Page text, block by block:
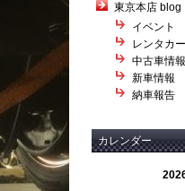
東京本店 blog
イベント
レンタカー
中古車情報
新車情報
納車報告
カレンダー